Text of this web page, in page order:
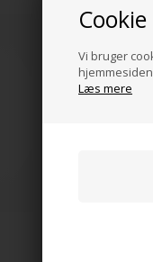
Vi bruger
Læs mere